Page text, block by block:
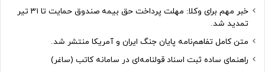
خبر مهم برای وکلا: مهلت پرداخت حق بیمه صندوق حمایت تا ۳۱ تیر
تمدید شد.
متن کامل تفاهم‌نامه پایان جنگ ایران و آمریکا منتشر شد.
راهنمای ساده ثبت اسناد قولنامه‌ای در سامانه کاتب (ساغر)